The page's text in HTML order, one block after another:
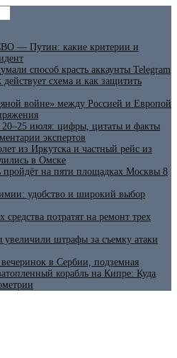
— Путин: какие критерии и
способ красть аккаунты Telegram
схема и как защитить
войне» между Россией и Европой
20–25 июля: цифры, цитаты и факты
экспертов
из Иркутска и частный рейс из
в Омске
пройдёт на пяти площадках Москвы 8
удобство и широкий выбор
потратят на ремонт трех
штрафы за съемку атаки
в Сербии, подземная
корабль на Кипре: Куда